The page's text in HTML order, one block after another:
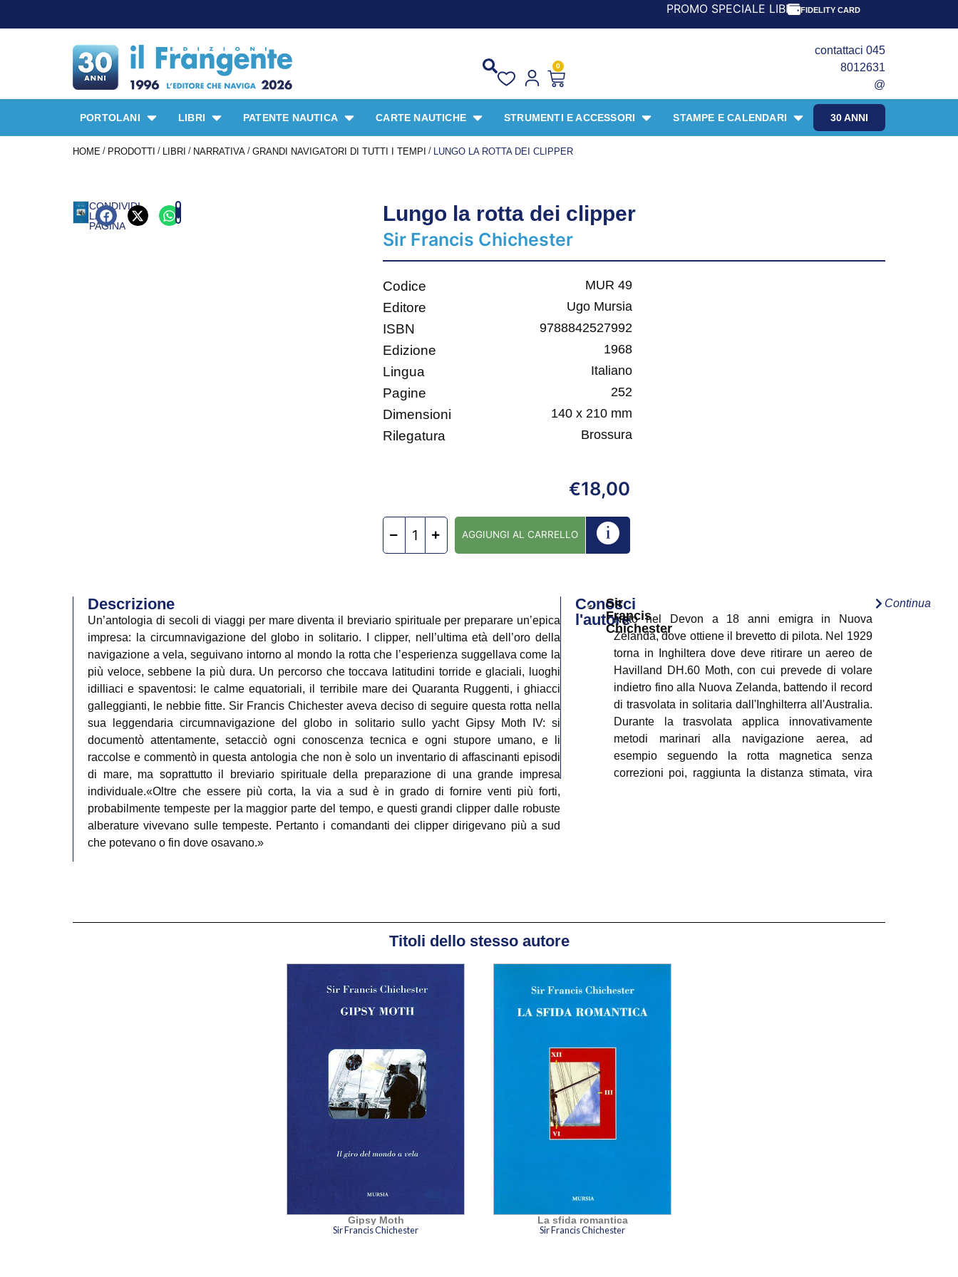
PROMO SPECIALE LIBRI PER I 30 ANNI DEL FRANGENTE! ***
FIDELITY CARD
0
contattaci 045
8012631
@
30 ANNI
PORTOLANI LIBRI PATENTE NAUTICA CARTE NAUTICHE STRUMENTI E ACCESSORI STAMPE E CALENDARI
HOME / PRODOTTI / LIBRI / NARRATIVA / GRANDI NAVIGATORI DI TUTTI I TEMPI / LUNGO LA ROTTA DEI CLIPPER
CONDIVIDI
LA
PAGINA
Lungo la rotta dei clipper
Sir Francis Chichester
Codice MUR 49
Editore Ugo Mursia
ISBN 9788842527992
Edizione 1968
Lingua Italiano
Pagine 252
Dimensioni 140 x 210 mm
Rilegatura Brossura
€18,00
AGGIUNGI AL CARRELLO
Descrizione
Un’antologia di secoli di viaggi per mare diventa il breviario spirituale per preparare un’epica
impresa: la circumnavigazione del globo in solitario. I clipper, nell’ultima età dell’oro della
navigazione a vela, seguivano intorno al mondo la rotta che l’esperienza suggellava come la
più veloce, sebbene la più dura. Un percorso che toccava latitudini torride e glaciali, luoghi
idilliaci e spaventosi: le calme equatoriali, il terribile mare dei Quaranta Ruggenti, i ghiacci
galleggianti, le nebbie fitte. Sir Francis Chichester aveva deciso di seguire questa rotta nella
sua leggendaria circumnavigazione del globo in solitario sullo yacht Gipsy Moth IV: si
documentò attentamente, setacciò ogni conoscenza tecnica e ogni stupore umano, e li
raccolse e commentò in questa antologia che non è solo un inventario di affascinanti episodi
di mare, ma soprattutto il breviario spirituale della preparazione di una grande impresa
individuale.«Oltre che essere più corta, la via a sud è in grado di fornire venti più forti,
probabilmente tempeste per la maggior parte del tempo, e questi grandi clipper dalle robuste
alberature vivevano sulle tempeste. Pertanto i comandanti dei clipper dirigevano più a sud
che potevano o fin dove osavano.»
Conosci
l'autore
Sir
Francis
Chichester
Nato nel Devon a 18 anni emigra in Nuova
Zelanda, dove ottiene il brevetto di pilota. Nel 1929
torna in Inghiltera dove deve ritirare un aereo de
Havilland DH.60 Moth, con cui prevede di volare
indietro fino alla Nuova Zelanda, battendo il record
di trasvolata in solitaria dall'Inghilterra all'Australia.
Durante la trasvolata applica innovativamente
metodi marinari alla navigazione aerea, ad
esempio seguendo la rotta magnetica senza
correzioni poi, raggiunta la distanza stimata, vira
aerea basata su delle tabelle, ancora in uso
trasferiscono al mare. Organizza la prima regata
transatlantica in solitario nel 1960, e la vince a
storia. Parte il 27 agosto 1966 da Plymouth e vi
grandi capi: Capo Horn, Capo di Buona Speranza
Continua
Titoli dello stesso autore
Gipsy Moth
Sir Francis Chichester
La sfida romantica
Sir Francis Chichester